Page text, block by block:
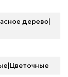
дерево|